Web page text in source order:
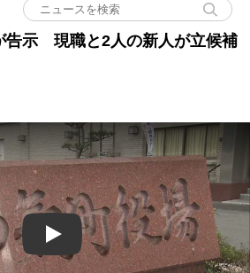
告示 現職と2人の新人が立候補
Play